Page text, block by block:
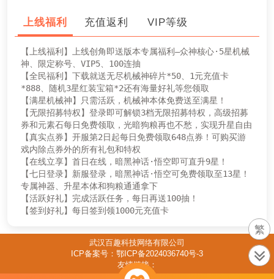
上线福利 充值返利 VIP等级
【上线福利】上线创角即送版本专属福利—众神核心·5星机械
神、限定称号、VIP5、100连抽
【全民福利】下载就送无尽机械神碎片*50、1元充值卡
*888、随机3星红装宝箱*2还有海量好礼等您领取
【满星机械神】只需活跃，机械神本体免费送至满星！
【无限招募特权】登录即可解锁3档无限招募特权，高级招募
券和元素石每日免费领取，光暗狗粮再也不愁，实现升星自由
【真实点券】开服第2日起每日免费领取648点券！可购买游
戏内除点券外的所有礼包和特权
【在线立享】首日在线，暗黑神话·悟空即可直升9星！
【七日登录】新服登录，暗黑神话·悟空可免费领取至13星！
专属神器、升星本体和狗粮通通拿下
【活跃好礼】完成活跃任务，每日再送100抽！
【签到好礼】每日签到领1000元充值卡
繁
武汉百趣科技网络有限公司
ICP备案号：鄂ICP备2024036740号-3
友情链接：